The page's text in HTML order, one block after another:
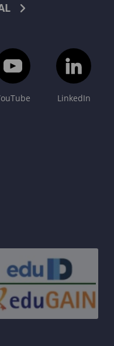
LinkedIn